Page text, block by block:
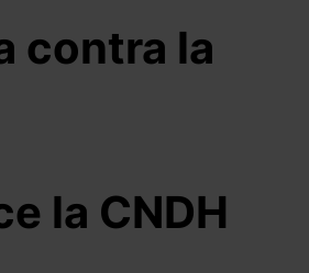
contra la
la CNDH